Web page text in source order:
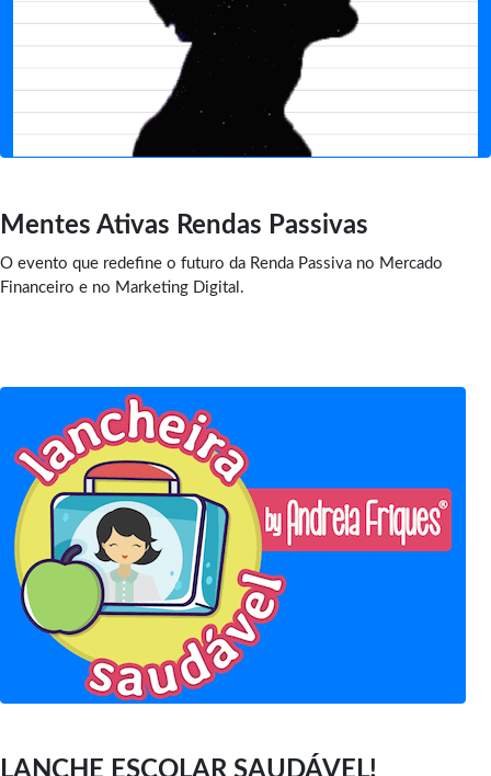
Mentes Ativas Rendas Passivas
O evento que redefine o futuro da Renda Passiva no Mercado
Financeiro e no Marketing Digital.